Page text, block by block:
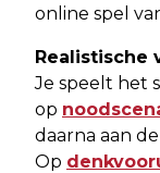
online spel
Realistische
Je speelt het
op
daarna aan
Op